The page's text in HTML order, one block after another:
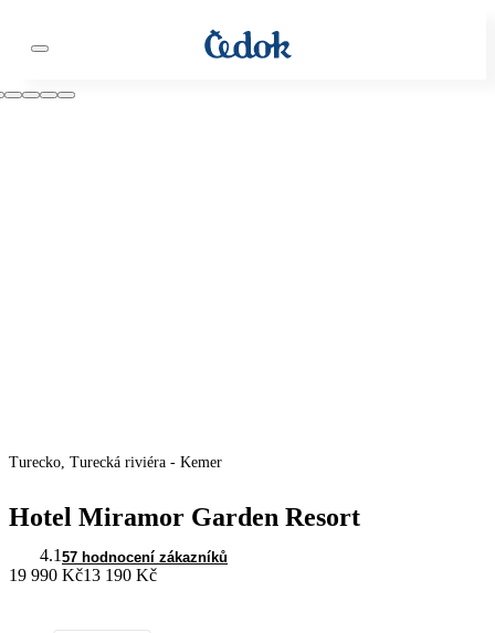
Turecko, Turecká riviéra - Kemer
Hotel Miramor Garden Resort
4.1 57 hodnocení zákazníků
19 990 Kč13 190 Kč